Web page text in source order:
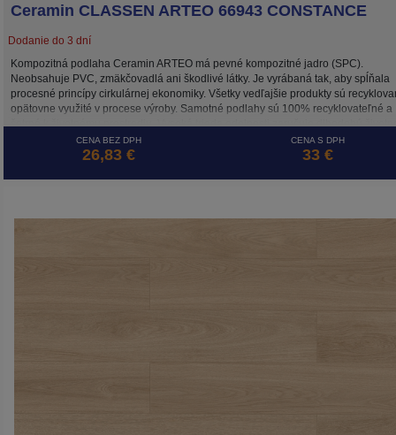
Ceramin CLASSEN ARTEO 66943 CONSTANCE
Dodanie do 3 dní
Kompozitná podlaha Ceramin ARTEO má pevné kompozitné jadro (SPC).
Neobsahuje PVC, zmäkčovadlá ani škodlivé látky. Je vyrábaná tak, aby spĺňala
procesné princípy cirkulárnej ekonomiky. Všetky vedľajšie produkty sú
opätovne využité v procese výroby. Samotné podlahy sú 100% recyklovateľné a
a to aj pri záťaži v komerčne využívaných priestoroch.
CENA BEZ DPH
26,83 €
CENA S DPH
33 €